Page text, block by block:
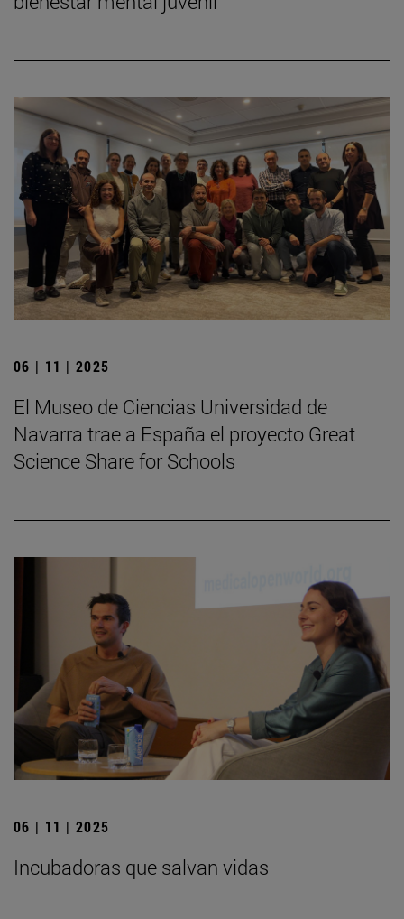
06 | 11 | 2025
El Museo de Ciencias Universidad de
Navarra trae a España el proyecto Great
Science Share for Schools
06 | 11 | 2025
Incubadoras que salvan vidas